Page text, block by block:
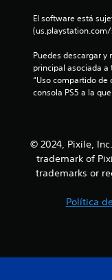
El software está
Puedes descargar y
principal asociada
“Uso compartido
consola PS5 a la
© 2024, Pixile,
trademark of
trademarks or
Política